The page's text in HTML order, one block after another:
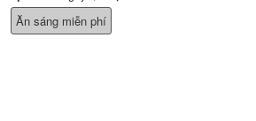
Ăn sáng miễn phí